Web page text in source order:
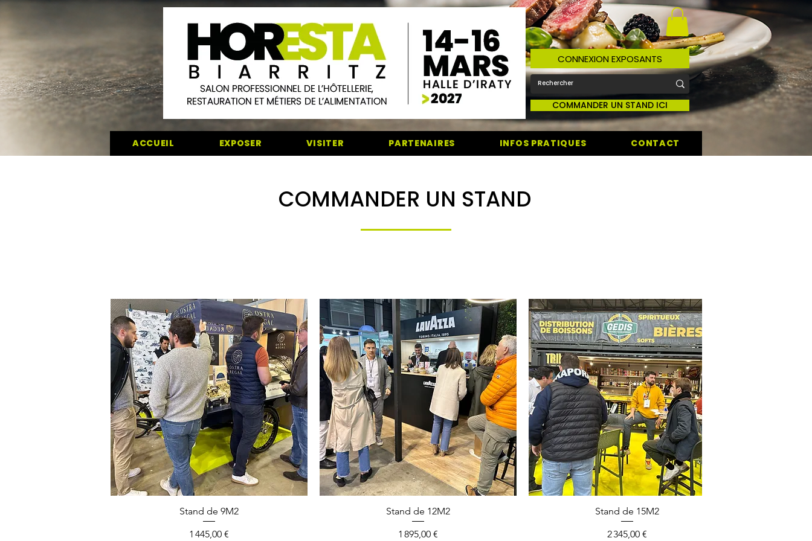
CONNEXION EXPOSANTS
COMMANDER UN STAND ICI
ACCUEIL EXPOSER VISITER PARTENAIRES INFOS PRATIQUES CONTACT
COMMANDER UN STAND
Aperçu rapide
Stand de 9M2
Prix
1 445,00 €
Aperçu rapide
Stand de 12M2
Prix
1 895,00 €
Aperçu rapide
Stand de 15M2
Prix
2 345,00 €